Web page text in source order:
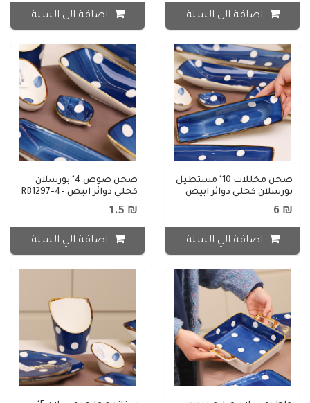
اضافة الي السلة اضافة الي السلة
صحن مخللات 10" مستطيل
بورسلان كحلي دوائر ابيض
RP3764-10-FEJ-H141A
₪ 6
اضافة الي السلة
صحن صوص 4" بورسلان
كحلي دوائر ابيض RB1297-4-
FEJ-H141B
₪ 1.5
اضافة الي السلة